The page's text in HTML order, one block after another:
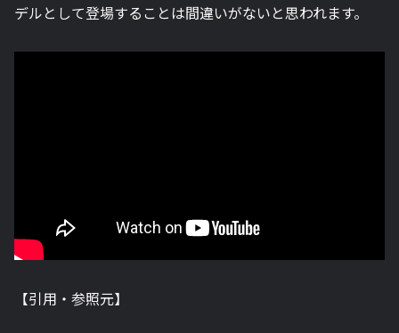
デルとして登場することは間違いがないと思われます。
【引用・参照元】